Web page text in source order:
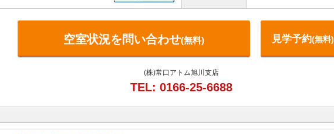
空室状況を問い合わせ(無料) 見学予約(無料)
(株)常口アトム旭川支店
TEL: 0166-25-6688